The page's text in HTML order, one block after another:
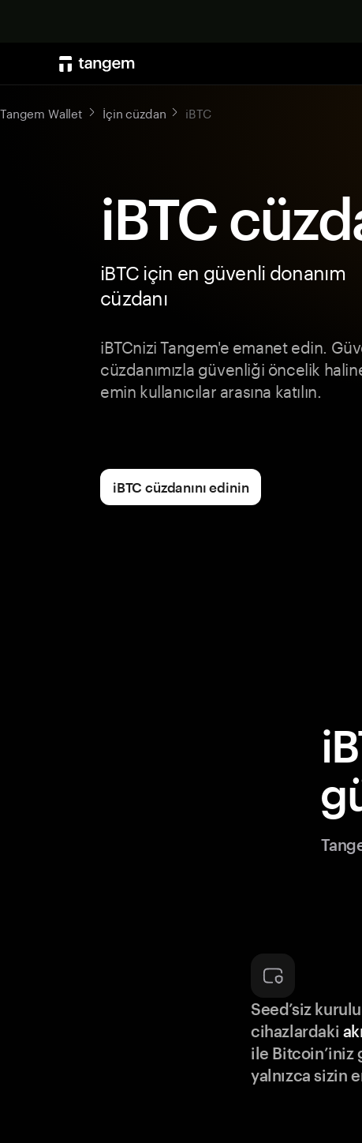
Tangem Wallet İçin cüzdan iBTC
iBTC
iBTC için en güvenli donanım
cüzdanı
iBTCnizi Tangem'e emanet edin.
cüzdanımızla güvenliği öncelik
emin kullanıcılar arasına katılın.
iBTC cüzdanını edinin
Seed’siz
cihazlardaki
ile Bitcoin’iniz
yalnızca sizin